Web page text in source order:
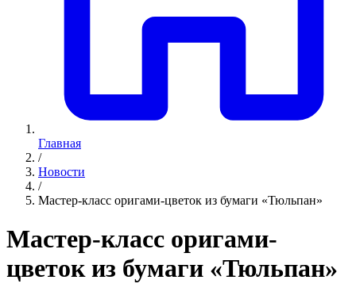
Главная
/
Новости
/
Мастер-класс оригами-цветок из бумаги «Тюльпан»
Мастер-класс оригами-
цветок из бумаги «Тюльпан»